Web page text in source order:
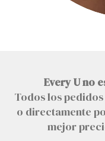
Every U no
Todos los
o directamente
mejor